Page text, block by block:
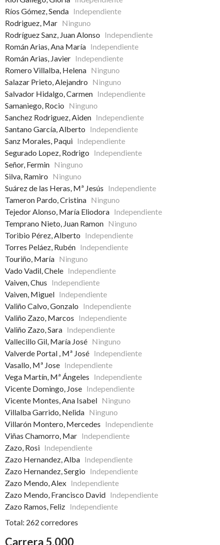
Ríos Gómez, Senda Independiente
Rodriguez, Mar Ninguno
Rodríguez Sanz, Juan Alonso Independiente
Román Arias, Ana María Independiente
Román Arias, Javier Independiente
Romero Villalba, Helena Ninguno
Salazar Prieto, Alejandro Ninguno
Salvador Hidalgo, Carmen Independiente
Samaniego, Rocio Ninguno
Sanchez Rodriguez, Aiden Independiente
Santano García, Alberto Independiente
Sanz Morales, Paqui Independiente
Segurado Lopez, Rodrigo Independiente
Señor, Fermin Ninguno
Silva, Ramiro Ninguno
Suárez de las Heras, Mª Jesús Independiente
Tameron Pardo, Cristina Ninguno
Tejedor Alonso, María Eliodora Independiente
Temprano Nieto, Juan Ramon Ninguno
Toribio Pérez, Alberto Independiente
Torres Peláez, Rubén Independiente
Touriño, María Ninguno
Vado Vadil, Chele Independiente
Vaiven, Chus Independiente
Vaiven, Miguel Independiente
Valiño Calvo, Gonzalo Independiente
Valiño Zazo, Marcos Independiente
Valiño Zazo, Sara Independiente
Vallecillo Gil, María José Ninguno
Valverde Portal , Mª José Independiente
Vasallo, Mª Jose Independiente
Vega Martín, Mª Ángeles Independiente
Vicente Domingo, Jose Independiente
Vicente Montes, Ana Isabel Ninguno
Villalba Garrido, Nelida Ninguno
Villarón Montero, Mercedes Independiente
Viñas Chamorro, Mar Independiente
Zazo, Rosi Independiente
Zazo Hernandez, Alba Independiente
Zazo Hernandez, Sergio Independiente
Zazo Mendo, Alex Independiente
Zazo Mendo, Francisco David Independiente
Zazo Ramos, Feliz Independiente
Total: 262 corredores
Carrera 5.000